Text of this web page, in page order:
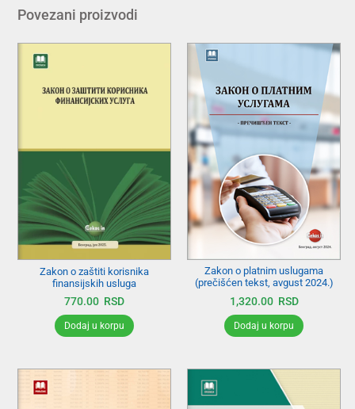
Povezani proizvodi
Zakon o zaštiti korisnika
finansijskih usluga
770.00 RSD
Dodaj u korpu
Zakon o platnim uslugama
(prečišćen tekst, avgust 2024.)
1,320.00 RSD
Dodaj u korpu